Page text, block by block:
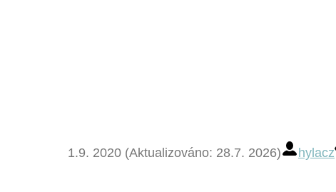
1.9. 2020 (Aktualizováno: 28.7. 2026) hylacz